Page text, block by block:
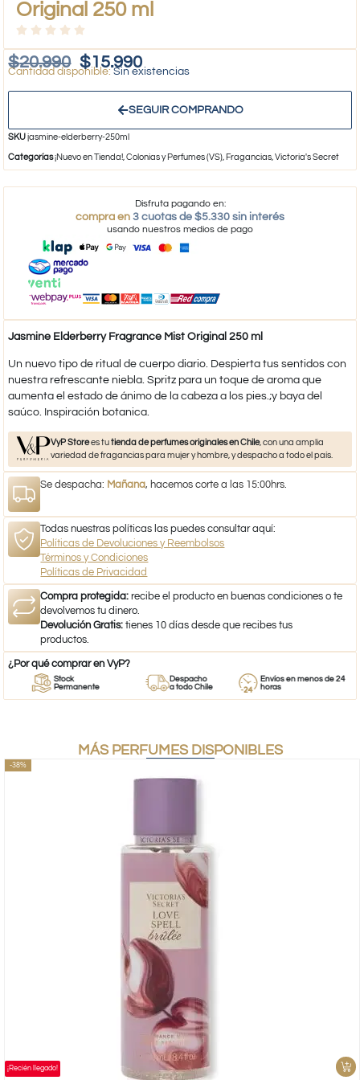
Original 250 ml
$20.990 $15.990
Sin existencias
SEGUIR COMPRANDO
SKUjasmine-elderberry-250ml
Categorías¡Nuevo en Tienda!,Colonias y Perfumes (VS), Fragancias,Victoria's Secret
Disfruta pagando en:
compra en 3 cuotas de $5.330 sin interés
usando nuestros medios de pago
Jasmine Elderberry Fragrance Mist Original 250 ml
Un nuevo tipo de ritual de cuerpo diario. Despierta tus sentidos con
nuestra refrescante niebla. Spritz para un toque de aroma que
aumenta el estado de ánimo de la cabeza a los pies.;y baya del
saúco. Inspiración botanica.
VyP Storees tutienda de perfumes originales en Chile, con una amplia
variedad de fragancias para mujer y hombre, y despacho a todo el país.
Se despacha: Mañana, hacemos corte a las 15:00hrs.
Todas nuestras políticas las puedes consultar aquí:
Políticas de Devoluciones y Reembolsos
Términos y Condiciones
Políticas de Privacidad
Compra protegida: recibe el producto en buenas condiciones o te
devolvemos tu dinero.
Devolución Gratis: tienes 10 días desde que recibes tus
productos.
¿Por qué comprar en VyP?
Stock
Permanente
Despacho
a todo Chile
Envíos en menos de 24
horas
MÁS PERFUMES DISPONIBLES
-38%
¡Recién llegado!